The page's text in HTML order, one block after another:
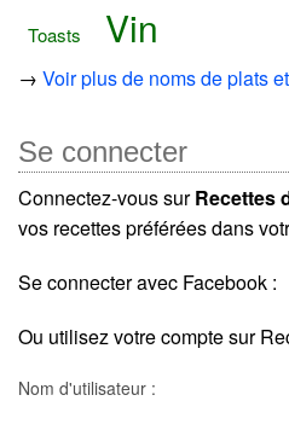
Toasts Vin
→ Voir plus de noms de plats
Se connecter
Connectez-vous surRecettes
vos recettes préférées dans
Se connecter avec Facebook :
Ou utilisez votre compte sur
Nom d'utilisateur :